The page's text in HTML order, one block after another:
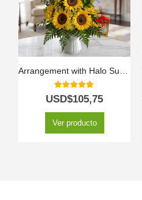
5.00out of 5
USD$105,75
Ver producto